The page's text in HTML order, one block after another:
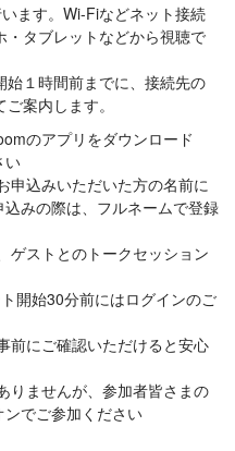
ます。Wi-Fiなどネット接続
タブレットなどから視聴で
１時間前までに、接続先の
案内します。
のアプリをダウンロード
い
申込みいただいた方の名前に
みの際は、フルネームで登録
ゲストとのトークセッション
開始30分前にはログインのご
前にご確認いただけると安心
りませんが、参加者皆さまの
でご参加ください